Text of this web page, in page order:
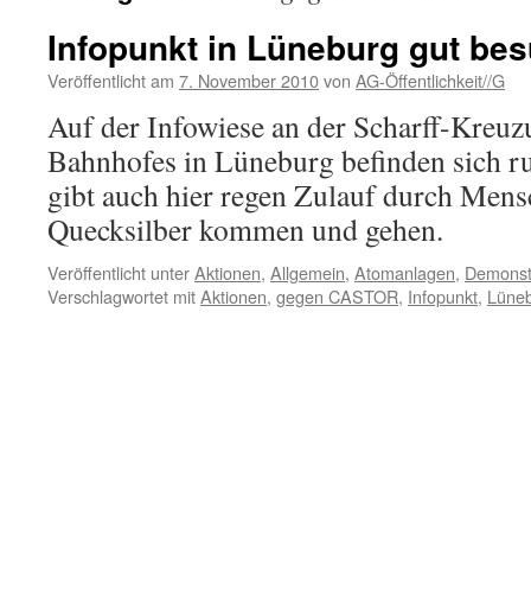
Infopunkt in Lüneburg gut
Veröffentlicht am 7. November 2010von AG-Öffentlichkeit//G
Auf der Infowiese an der Scharff-
Bahnhofes in Lüneburg befinden sich
gibt auch hier regen Zulauf durch
Quecksilber kommen und gehen.
Veröffentlicht unterAktionen, Allgemein, Atomanlagen,
Verschlagwortet mitAktionen, gegen CASTOR, Infopunkt,